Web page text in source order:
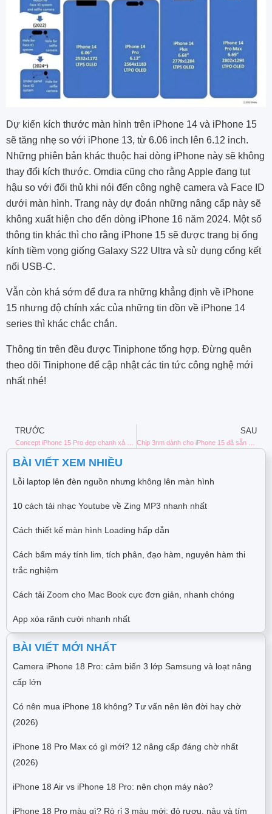
Dự kiến kích thước màn hình trên iPhone 14 và iPhone 15
sẽ tăng nhẹ so với iPhone 13, từ 6.06 inch lên 6.12 inch.
Những phiên bản khác thuộc hai dòng iPhone này sẽ không
thay đổi kích thước. Omdia cũng cho rằng Apple đang tụt
hậu so với đối thủ khi nói đến công nghệ camera và Face ID
dưới màn hình. Trang này dự đoán những nâng cấp này sẽ
không xuất hiện cho đến dòng iPhone 16 năm 2024. Một số
thông tin khác thì cho rằng iPhone 15 sẽ được trang bị ống
kính tiềm vọng giống Galaxy S22 Ultra và sử dụng cổng kết
nối USB-C.
Vẫn còn khá sớm để đưa ra những khẳng định về iPhone
15 nhưng độ chính xác của những tin đồn về iPhone 14
series thì khác chắc chắn.
Thông tin trên đều được Tiniphone tổng hợp. Đừng quên
theo dõi Tiniphone để cập nhật các tin tức công nghệ mới
nhất nhé!
TRƯỚC SAU
BÀI VIẾT XEM NHIỀU
Lỗi laptop lên đèn nguồn nhưng không lên màn hình
10 cách tải nhạc Youtube về Zing MP3 nhanh nhất
Cách thiết kế màn hình Loading hấp dẫn
Cách bấm máy tính lim, tích phân, đạo hàm, nguyên hàm thi
trắc nghiệm
Cách tải Zoom cho Mac Book cực đơn giản, nhanh chóng
App xóa rãnh cười nhanh nhất
BÀI VIẾT MỚI NHẤT
Camera iPhone 18 Pro: cảm biến 3 lớp Samsung và loạt nâng
cấp lớn
Có nên mua iPhone 18 không? Tư vấn nên lên đời hay chờ
(2026)
iPhone 18 Pro Max có gì mới? 12 nâng cấp đáng chờ nhất
(2026)
iPhone 18 Air vs iPhone 18 Pro: nên chọn máy nào?
iPhone 18 Pro màu gì? Rò rỉ 3 màu mới: đỏ rượu, nâu và tím